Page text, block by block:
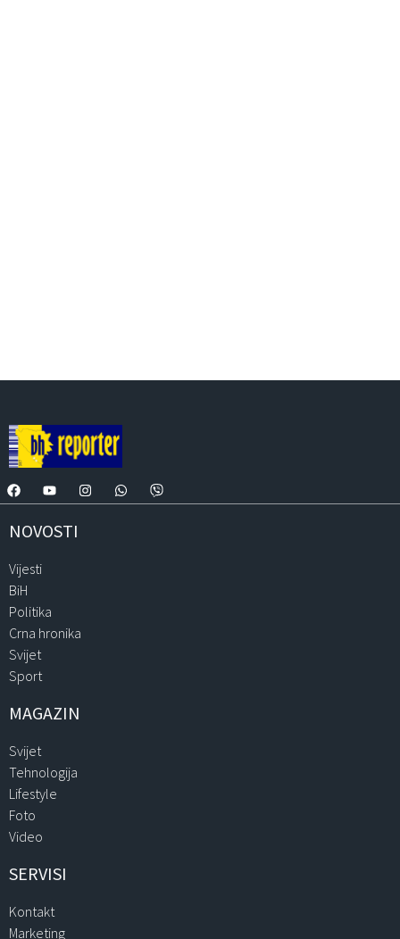
NOVOSTI
Vijesti
BiH
Politika
Crna hronika
Svijet
Sport
MAGAZIN
Svijet
Tehnologija
Lifestyle
Foto
Video
SERVISI
Kontakt
Marketing